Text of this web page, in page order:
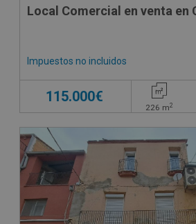
Local Comercial en venta en
Impuestos no incluidos
115.000€
226 m2